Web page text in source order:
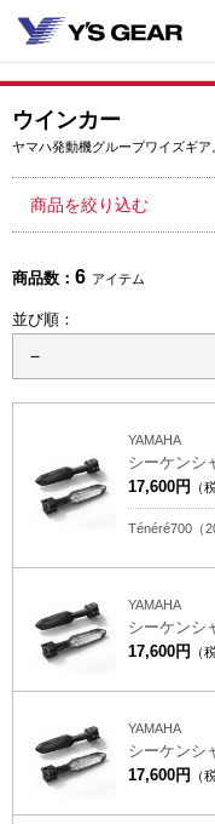
ウインカー
ヤマハ発動機グループワイズギ
商品を絞り込む
商品数： 6 アイテム
並び順：
YAMAHA
シーケンシ
17,600円
（
Ténéré700（
YAMAHA
シーケンシ
17,600円
（
YAMAHA
シーケンシ
17,600円
（